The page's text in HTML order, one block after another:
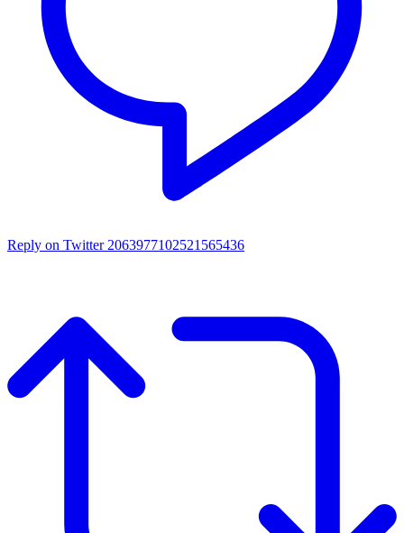
Reply on Twitter 2063977102521565436